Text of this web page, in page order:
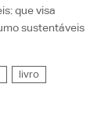
: que visa
sustentáveis
livro